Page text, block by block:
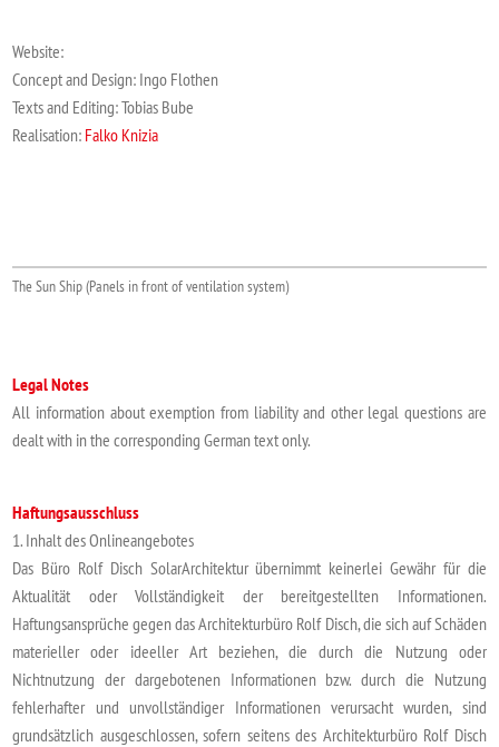
Website:
Concept and Design: Ingo Flothen
Texts and Editing: Tobias Bube
Realisation: Falko Knizia
The Sun Ship (Panels in front of ventilation system)
Legal Notes
All information about exemption from liability and other legal questions are
dealt with in the corresponding German text only.
Haftungsausschluss
1. Inhalt des Onlineangebotes
Das Büro Rolf Disch SolarArchitektur übernimmt keinerlei Gewähr für die
Aktualität oder Vollständigkeit der bereitgestellten Informationen.
Haftungsansprüche gegen das Architekturbüro Rolf Disch, die sich auf Schäden
materieller oder ideeller Art beziehen, die durch die Nutzung oder
Nichtnutzung der dargebotenen Informationen bzw. durch die Nutzung
fehlerhafter und unvollständiger Informationen verursacht wurden, sind
grundsätzlich ausgeschlossen, sofern seitens des Architekturbüro Rolf Disch